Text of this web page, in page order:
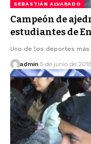
SEBASTIÁN ALVARADO
Campeón de
estudiantes de
Uno de los deportes
admin 5 de junio de 2018